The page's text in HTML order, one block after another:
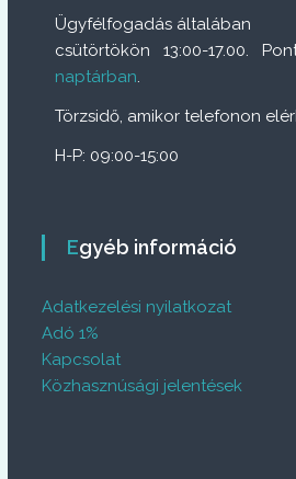
Ügyfélfogadás általában
csütörtökön 13:00-17.00.
naptárban.
Törzsidő, amikor telefonon
H-P: 09:00-15:00
Egyéb információ
Adatkezelési nyilatkozat
Adó 1%
Kapcsolat
Közhasznúsági jelentések